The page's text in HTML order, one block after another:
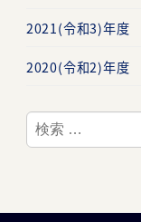
2021(令和3)年度
2020(令和2)年度
検
索